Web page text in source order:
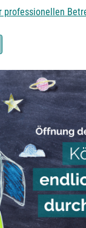
professionellen